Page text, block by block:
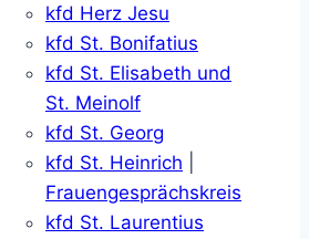
kfd Herz Jesu
kfd St. Bonifatius
kfd St. Elisabeth und
St. Meinolf
kfd St. Georg
kfd St. Heinrich
Frauengesprächskreis
kfd St. Laurentius